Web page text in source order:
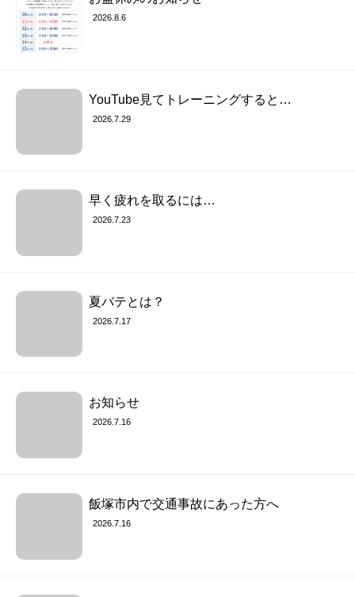
2026.8.6
YouTube見てトレーニングすると…
2026.7.29
早く疲れを取るには…
2026.7.23
夏バテとは？
2026.7.17
お知らせ
2026.7.16
飯塚市内で交通事故にあった方へ
2026.7.16